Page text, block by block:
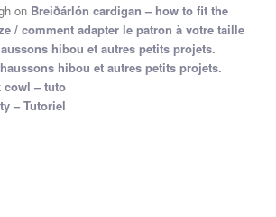
on Breiðárlón cardigan – how to fit the
/ comment adapter le patron à votre taille
hibou et autres petits projets.
hibou et autres petits projets.
cowl – tuto
– Tutoriel